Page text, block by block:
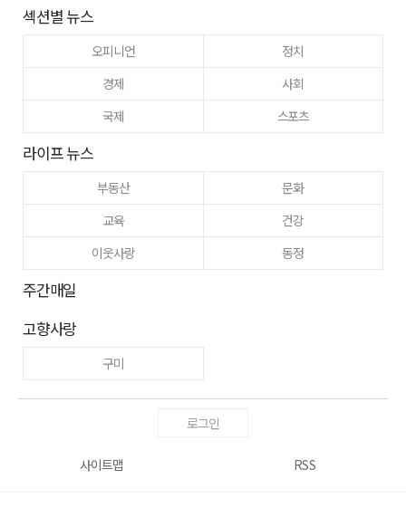
섹션별 뉴스
오피니언
정치
경제
사회
국제
스포츠
라이프 뉴스
부동산
문화
교육
건강
이웃사랑
동정
주간매일
고향사랑
구미
로그인
사이트맵 RSS